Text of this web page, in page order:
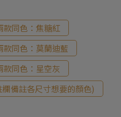
款同色：焦糖紅
款同色：莫蘭迪藍
款同色：星空灰
備註各尺寸想要的顏色)